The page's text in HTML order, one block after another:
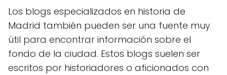
Los blogs especializados en historia de
Madrid también pueden ser una fuente muy
útil para encontrar información sobre el
fondo de la ciudad. Estos blogs suelen ser
escritos por historiadores o aficionados con